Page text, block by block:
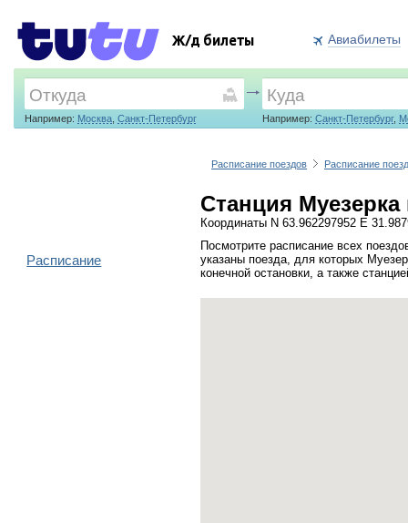
Ж/д билеты Авиабилеты
Например: Москва, Санкт-Петербург Например: Санкт-Петербург,
Расписание поездов Расписание
Станция Муезерка
Координаты N 63.962297952 E
Посмотрите расписание всех
указаны поезда, для которых
конечной остановки, а также
Расписание